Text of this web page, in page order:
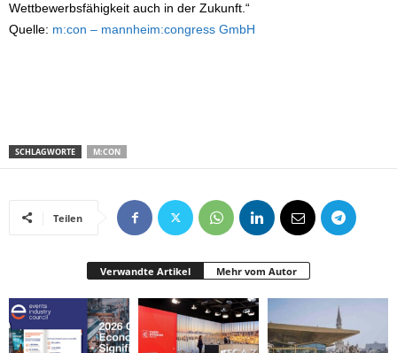
Wettbewerbsfähigkeit auch in der Zukunft.“
Quelle: m:con – mannheim:congress GmbH
SCHLAGWORTE M:CON
Teilen
Verwandte Artikel Mehr vom Autor